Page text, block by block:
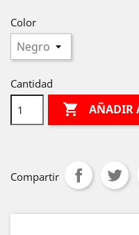
Color
Cantidad
 AÑADIR
Compartir